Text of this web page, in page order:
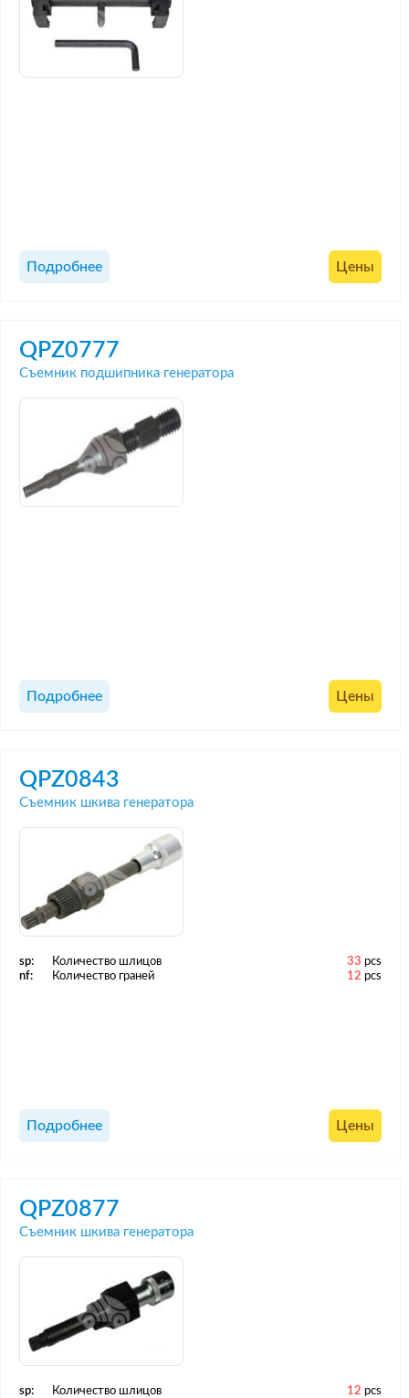
Подробнее Цены
QPZ0777
Съемник подшипника генератора
Подробнее Цены
QPZ0843
Съемник шкива генератора
sp: Количество шлицов 33 pcs
nf:
Количество граней 12 pcs
Подробнее Цены
QPZ0877
Съемник шкива генератора
sp: Количество шлицов 12 pcs